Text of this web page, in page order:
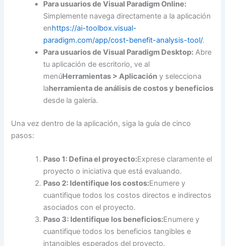
Para usuarios de Visual Paradigm Online:
Simplemente navega directamente a la aplicación
enhttps://ai-toolbox.visual-
paradigm.com/app/cost-benefit-analysis-tool/.
Para usuarios de Visual Paradigm Desktop: Abre
tu aplicación de escritorio, ve al
menúHerramientas > Aplicación y selecciona
laherramienta de análisis de costos y beneficios
desde la galería.
Una vez dentro de la aplicación, siga la guía de cinco
pasos:
Paso 1: Defina el proyecto:Exprese claramente el
proyecto o iniciativa que está evaluando.
Paso 2: Identifique los costos:Enumere y
cuantifique todos los costos directos e indirectos
asociados con el proyecto.
Paso 3: Identifique los beneficios:Enumere y
cuantifique todos los beneficios tangibles e
intangibles esperados del proyecto.